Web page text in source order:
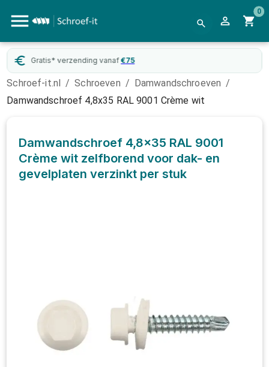
0
Gratis* verzending vanaf € 75
Schroef-it.nl / Schroeven / Damwandschroeven /
Damwandschroef 4,8x35 RAL 9001 Crème wit
Damwandschroef 4,8x35 RAL 9001
Crème wit zelfborend voor dak- en
gevelplaten verzinkt per stuk